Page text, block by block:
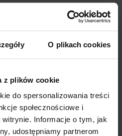
O plikach cookies
z plików cookie
do spersonalizowania treści
społecznościowe i
Informacje o tym, jak
udostępniamy partnerom